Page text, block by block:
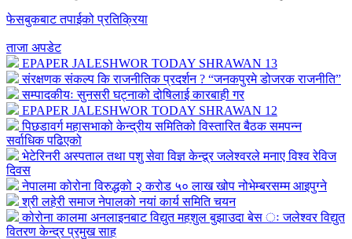
फेसबुकबाट तपाईको प्रतिक्रिया
ताजा अपडेट
EPAPER JALESHWOR TODAY SHRAWAN 13
संरक्षणक संकल्प कि राजनीतिक प्रदर्शन ? “जनकपुरमे डोजरक राजनीति”
सम्पादकीयः सुनसरी घट्नाको दोषिलाई कारबाही गर
EPAPER JALESHWOR TODAY SHRAWAN 12
पिछडावर्ग महासभाको केन्द्रीय समितिको विस्तारित बैठक समपन्न
सर्वाधिक पढिएको
भेटेरिनरी अस्पताल तथा पशु सेवा विज्ञ केन्द्र्र जलेश्वरले मनाए विश्व रेविज
दिवस
नेपालमा कोरोना विरुद्धको २ करोड ५० लाख खोप नोभेम्बरसम्म आइपुग्ने
श्री लहेरी समाज नेपालको नयां कार्य समिति चयन
कोरोना कालमा अनलाइनबाट विद्युत महशुल बुझाउदा बेस ः जलेश्वर विद्युत
वितरण केन्द्र प्रमुख साह